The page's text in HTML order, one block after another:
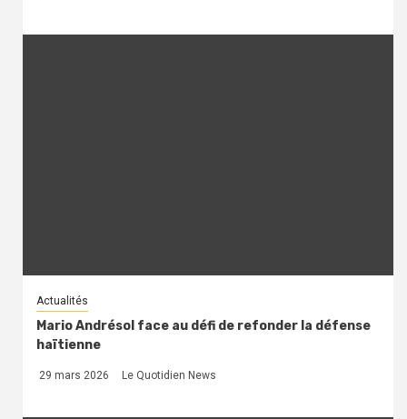
Actualités
Mario Andrésol face au défi de refonder la défense
haïtienne
29 mars 2026 Le Quotidien News